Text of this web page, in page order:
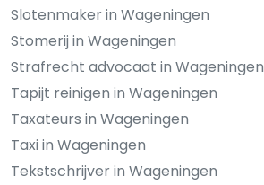
Slotenmaker in Wageningen
Stomerij in Wageningen
Strafrecht advocaat in Wageningen
Tapijt reinigen in Wageningen
Taxateurs in Wageningen
Taxi in Wageningen
Tekstschrijver in Wageningen